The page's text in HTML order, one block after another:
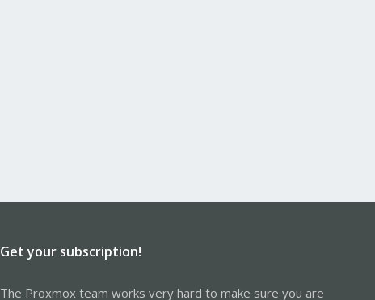
Get your subscription!
The Proxmox team works very hard to make sure you are